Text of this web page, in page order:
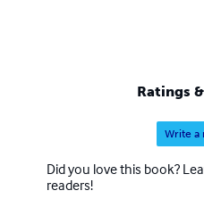
Ratings
Write a
Did you love this book?
readers!